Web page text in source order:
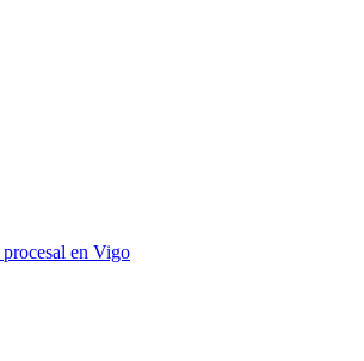
en Vigo